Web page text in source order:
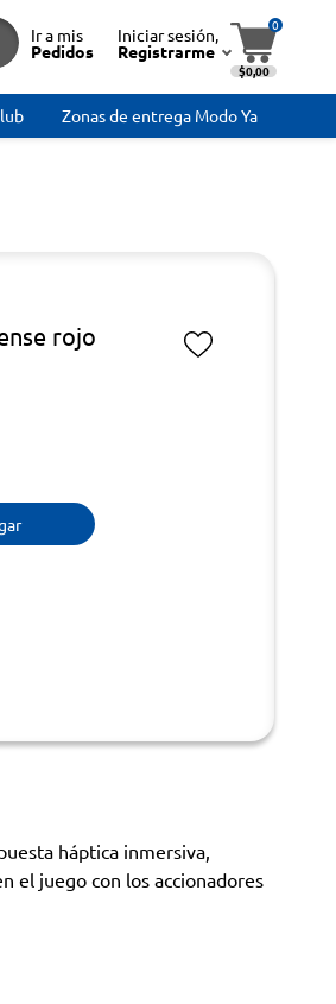
Ir a mis
Pedidos
Iniciar sesión,
Registrarme
0
$0,00
Zonas de entrega Modo Ya
rojo
háptica inmersiva,
el juego con los accionadores